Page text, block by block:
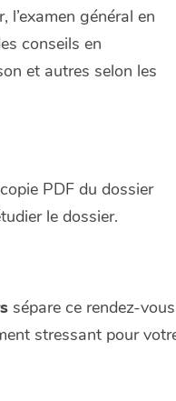
général en
conseils en
et autres selon les
PDF du dossier
le dossier.
sépare ce rendez-vous
stressant pour